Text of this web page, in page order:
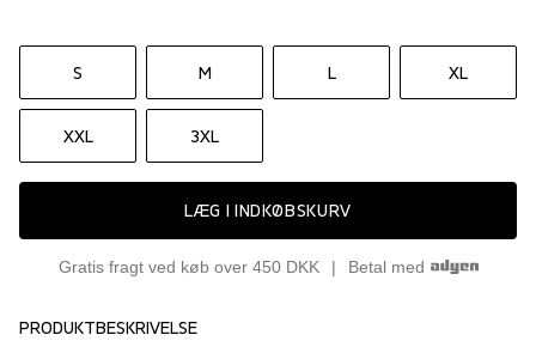
S M L XL
XXL 3XL
LÆG I INDKØBSKURV
Gratis fragt ved køb over 450 DKK Betal med
PRODUKTBESKRIVELSE